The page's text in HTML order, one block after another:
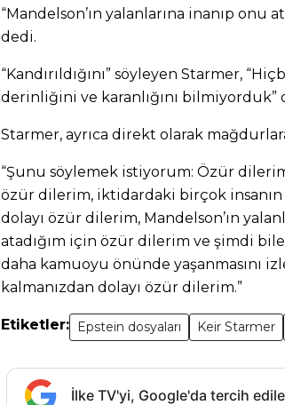
“Mandelson’ın yalanlarına inanıp onu
dedi.
“Kandırıldığını” söyleyen Starmer,
derinliğini ve karanlığını bilmiyorduk”
Starmer, ayrıca direkt olarak
“Şunu söylemek istiyorum: Özür
özür dilerim, iktidardaki birçok insanın
dolayı özür dilerim, Mandelson’ın
atadığım için özür dilerim ve şimdi
daha kamuoyu önünde yaşanmasını
kalmanızdan dolayı özür dilerim.”
Etiketler: Epstein dosyaları Keir Starmer
İlke TV'yi, Google'da tercih